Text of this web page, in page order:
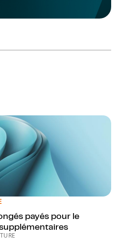
payés pour le décompte des
payés pour le